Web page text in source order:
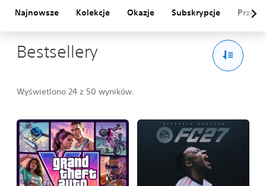
Najnowsze Kolekcje Okazje Subskrypcje
Bestsellery
Wyświetlono 24 z 50 wyników.